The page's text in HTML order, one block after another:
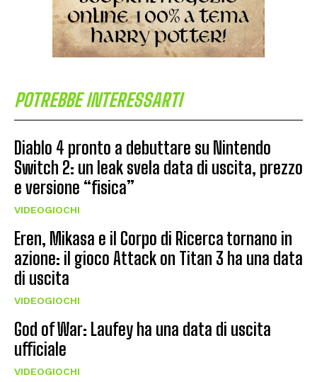
POTREBBE INTERESSARTI
Diablo 4 pronto a debuttare su Nintendo
Switch 2: un leak svela data di uscita, prezzo
e versione “fisica”
VIDEOGIOCHI
Eren, Mikasa e il Corpo di Ricerca tornano in
azione: il gioco Attack on Titan 3 ha una data
di uscita
VIDEOGIOCHI
God of War: Laufey ha una data di uscita
ufficiale
VIDEOGIOCHI